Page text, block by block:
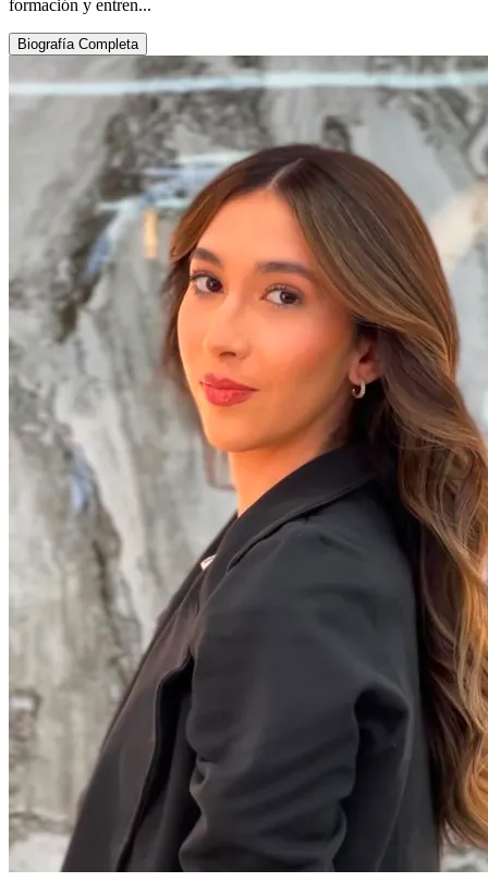
formación y entren...
Biografía Completa